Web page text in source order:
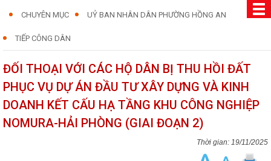
CHUYÊN MỤC UỶ BAN NHÂN DÂN PHƯỜNG HỒNG AN
TIẾP CÔNG DÂN
ĐỐI THOẠI VỚI CÁC HỘ DÂN BỊ THU HỒI ĐẤT
PHỤC VỤ DỰ ÁN ĐẦU TƯ XÂY DỰNG VÀ KINH
DOANH KẾT CẤU HẠ TẦNG KHU CÔNG NGHIỆP
NOMURA-HẢI PHÒNG (GIAI ĐOẠN 2)
19/11/2025